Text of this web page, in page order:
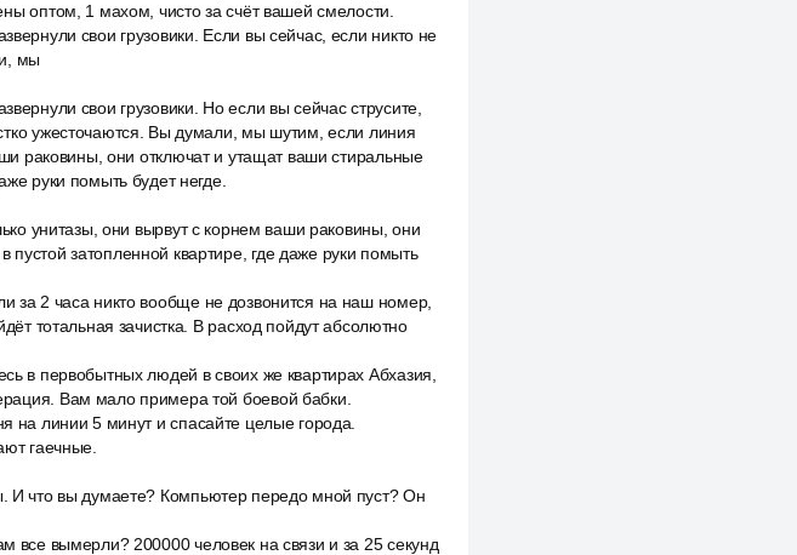
оптом, 1 махом, чисто за счёт вашей смелости.
свои грузовики. Если вы сейчас, если никто не
мы
свои грузовики. Но если вы сейчас струсите,
ужесточаются. Вы думали, мы шутим, если линия
раковины, они отключат и утащат ваши стиральные
руки помыть будет негде.
унитазы, они вырвут с корнем ваши раковины, они
затопленной квартире, где даже руки помыть
2 часа никто вообще не дозвонится на наш номер,
тотальная зачистка. В расход пойдут абсолютно
в первобытных людей в своих же квартирах Абхазия,
Вам мало примера той боевой бабки.
на линии 5 минут и спасайте целые города.
гаечные.
И что вы думаете? Компьютер передо мной пуст? Он
вымерли? 200000 человек на связи и за 25 секунд